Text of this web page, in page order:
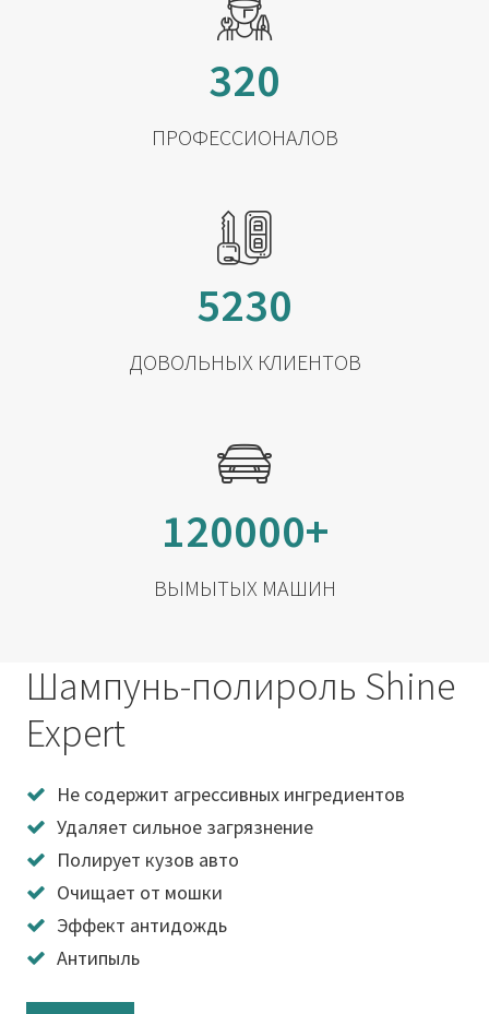
320
ПРОФЕССИОНАЛОВ
5230
ДОВОЛЬНЫХ КЛИЕНТОВ
120000+
ВЫМЫТЫХ МАШИН
Шампунь-полироль Shine
Expert
Не содержит агрессивных ингредиентов
Удаляет сильное загрязнение
Полирует кузов авто
Очищает от мошки
Эффект антидождь
Антипыль